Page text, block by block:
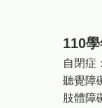
110
自閉症
聽覺障
肢體障